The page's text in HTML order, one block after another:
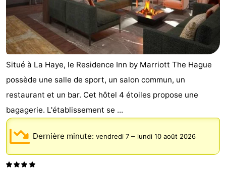
Situé à La Haye, le Residence Inn by Marriott The Hague
possède une salle de sport, un salon commun, un
restaurant et un bar. Cet hôtel 4 étoiles propose une
bagagerie. L'établissement se ...
Dernière minute: vendredi 7 – lundi 10 août 2026